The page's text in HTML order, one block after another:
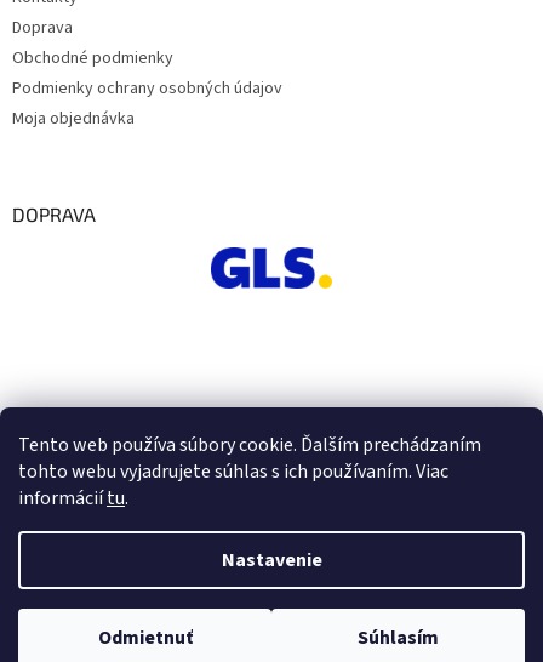
Tento web používa súbory cookie. Ďalším prechádzaním
tohto webu vyjadrujete súhlas s ich používaním. Viac
informáciítu.
Nastavenie
Odmietnuť Súhlasím
Doprava
Obchodné podmienky
Podmienky ochrany osobných údajov
Moja objednávka
DOPRAVA
Vytvoril Shoptet
Copyright 2026Euro Office . Všetky práva vyhradené.